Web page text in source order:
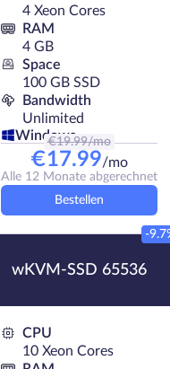
4 Xeon Cores
RAM
4 GB
Space
100 GB SSD
Bandwidth
Unlimited
Windows
€19.99/mo
€17.99/mo
Alle 12 Monate abgerechnet
Bestellen
wKVM-SSD 65536
-
CPU
10 Xeon Cores